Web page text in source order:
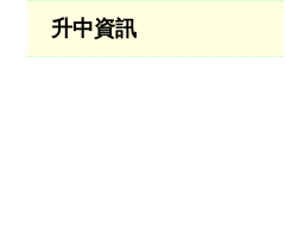
升中資訊